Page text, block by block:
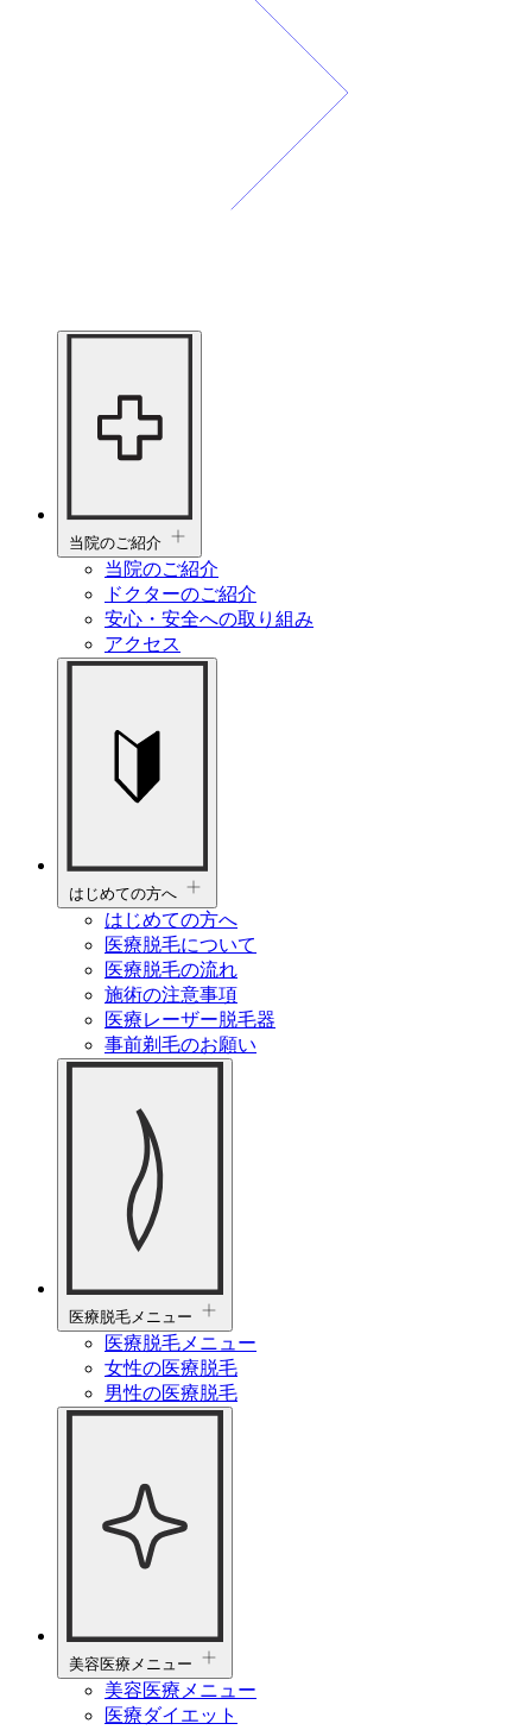
当院のご紹介
当院のご紹介
ドクターのご紹介
安心・安全への取り組み
アクセス
はじめての方へ
はじめての方へ
医療脱毛について
医療脱毛の流れ
施術の注意事項
医療レーザー脱毛器
事前剃毛のお願い
医療脱毛メニュー
医療脱毛メニュー
女性の医療脱毛
男性の医療脱毛
美容医療メニュー
美容医療メニュー
医療ダイエット